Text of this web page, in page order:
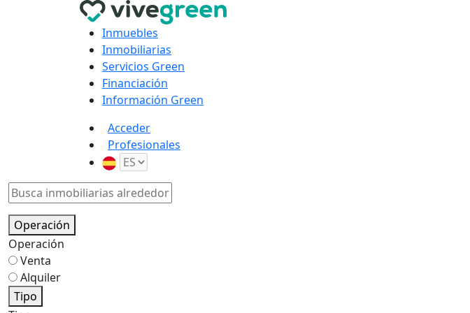
Inmuebles
Inmobiliarias
Servicios Green
Financiación
Información Green
Acceder
Profesionales
Operación
Operación
Venta
Alquiler
Tipo